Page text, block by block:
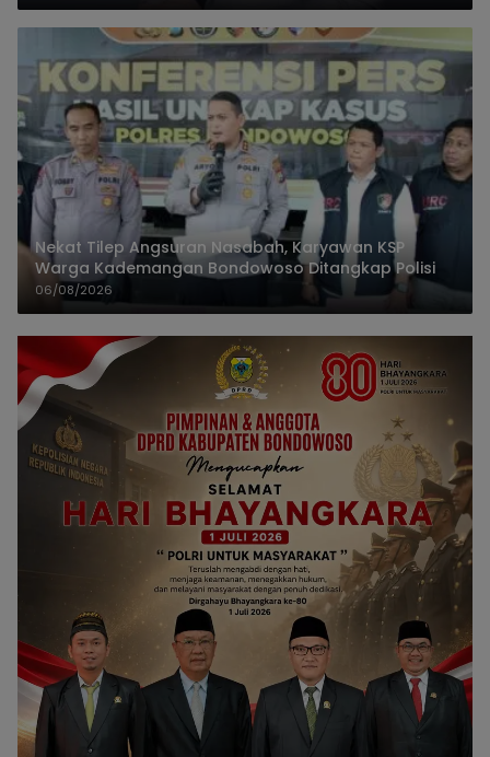
Nekat Tilep Angsuran Nasabah, Karyawan KSP
Warga Kademangan Bondowoso Ditangkap Polisi
06/08/2026